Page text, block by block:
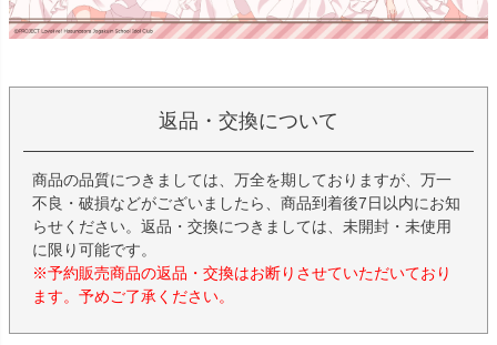
返品・交換について
商品の品質につきましては、万全を期しておりますが、万一
不良・破損などがございましたら、商品到着後7日以内にお知
らせください。返品・交換につきましては、未開封・未使用
に限り可能です。
※予約販売商品の返品・交換はお断りさせていただいており
ます。予めご了承ください。